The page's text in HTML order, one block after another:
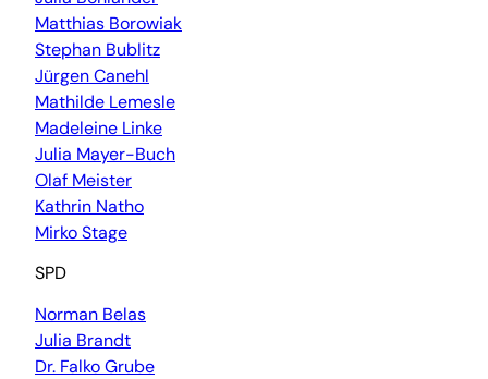
Matthias Borowiak
Stephan Bublitz
Jürgen Canehl
Mathilde Lemesle
Madeleine Linke
Julia Mayer-Buch
Olaf Meister
Kathrin Natho
Mirko Stage
SPD
Norman Belas
Julia Brandt
Dr. Falko Grube